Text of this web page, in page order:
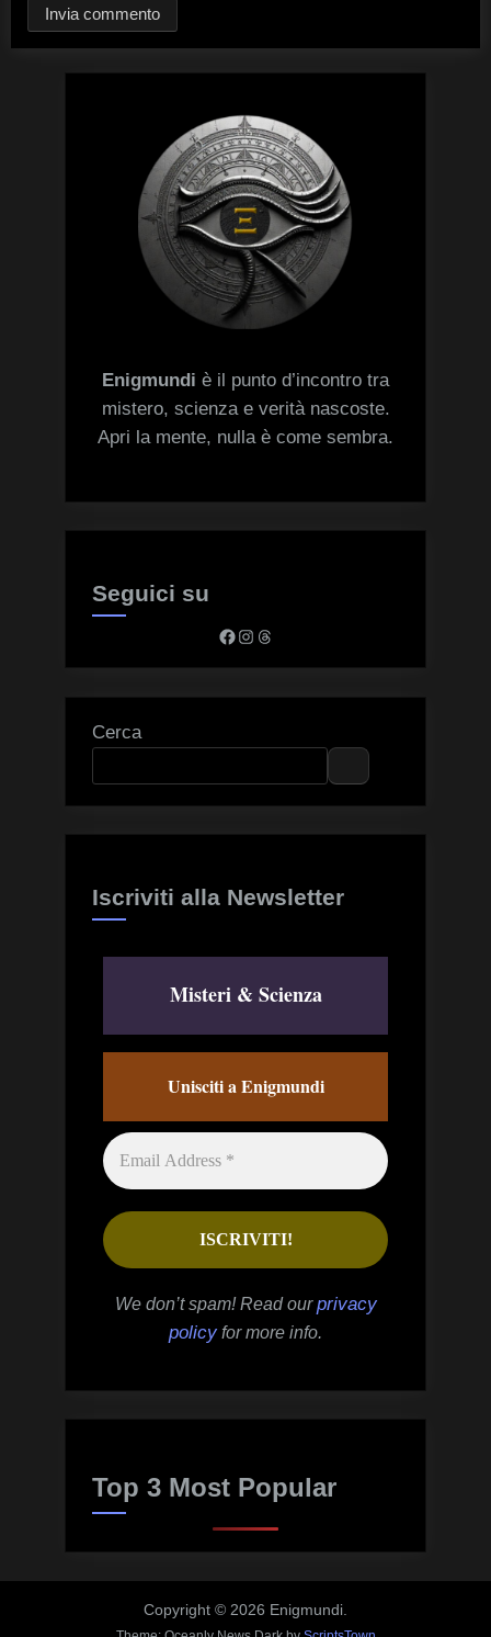
Enigmundi è il punto d’incontro tra
mistero, scienza e verità nascoste.
Apri la mente, nulla è come sembra.
Seguici su
Facebook
Instagram
Threads
Cerca
Iscriviti alla Newsletter
Misteri & Scienza
Unisciti a Enigmundi
We don’t spam! Read ourprivacy
policyfor more info.
Top 3 Most Popular
Copyright © 2026 Enigmundi.